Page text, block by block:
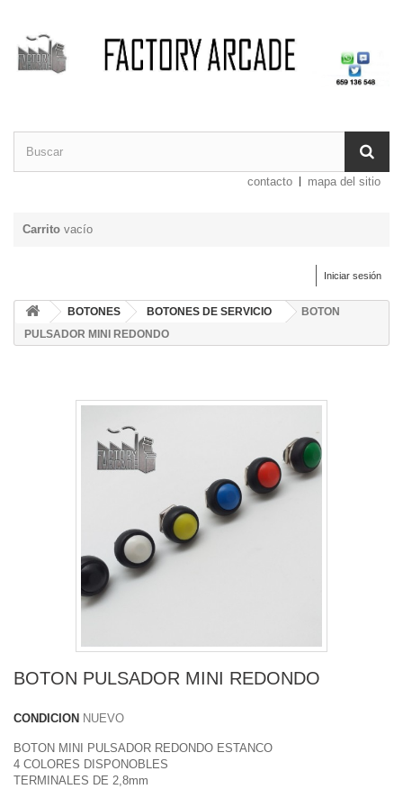
contacto mapa del sitio
Carrito vacío
Iniciar sesión
BOTONES BOTONES DE SERVICIO
BOTON
PULSADOR MINI REDONDO
BOTON PULSADOR MINI REDONDO
CONDICION NUEVO
BOTON MINI PULSADOR REDONDO ESTANCO
4 COLORES DISPONOBLES
TERMINALES DE 2,8mm